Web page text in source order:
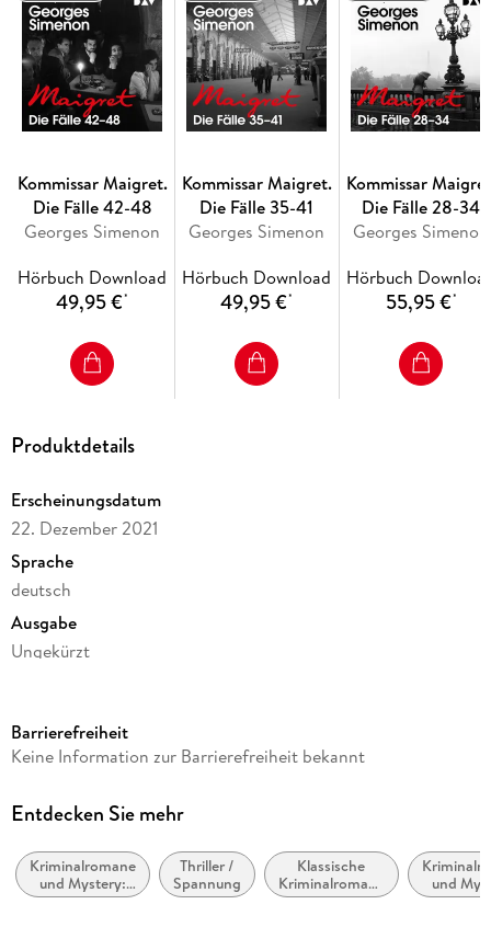
Kommissar Maigret.
Die Fälle 42-48
Georges Simenon
Hörbuch Download
49,95 €*
Kommissar Maigret.
Die Fälle 35-41
Georges Simenon
Hörbuch Download
49,95 €*
Kommissar
Die Fälle 28-34
Georges Simenon
Hörbuch
55,95 €*
Produktdetails
Erscheinungsdatum
22. Dezember 2021
Sprache
deutsch
Ausgabe
Ungekürzt
Laufzeit
Reihe
Autor/Autorin
Georges Simenon
Barrierefreiheit
Keine Information zur Barrierefreiheit bekannt
Entdecken Sie mehr
Kriminalromane
und Mystery:
Polizeiarbeit &
Thriller /
Spannung
Klassische
Kriminalromane
und Mystery
und
Cosy